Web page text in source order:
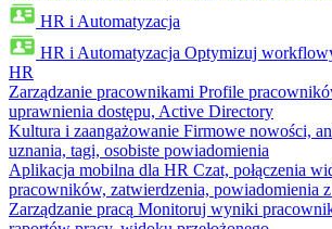
HR i Automatyzacja
HR i Automatyzacja Optymizuj
HR
Zarządzanie pracownikami Profile
uprawnienia dostępu, Active Directory
Kultura i zaangażowanie Firmowe nowości,
uznania, tagi, osobiste powiadomienia
Aplikacja mobilna dla HR Czat, połączenia
pracowników, zatwierdzenia, powiadomienia
Zarządzanie pracą Monitoruj wyniki